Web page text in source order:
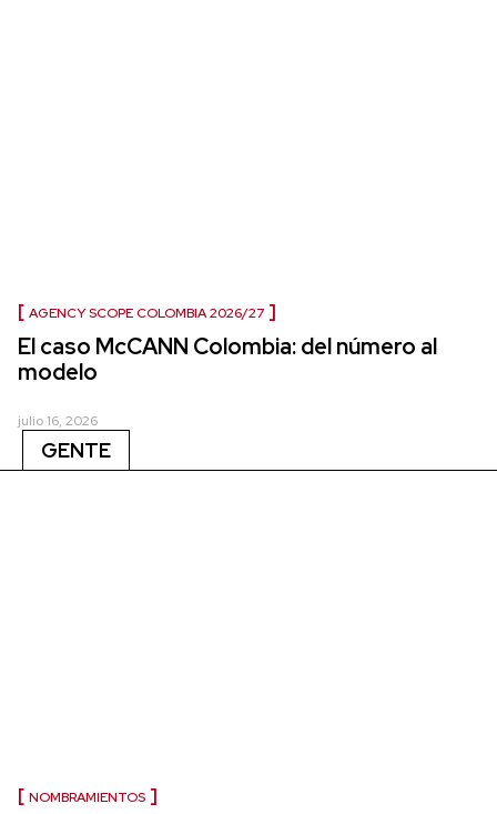
AGENCY SCOPE COLOMBIA 2026/27
El caso McCANN Colombia: del número al
modelo
julio 16, 2026
GENTE
NOMBRAMIENTOS